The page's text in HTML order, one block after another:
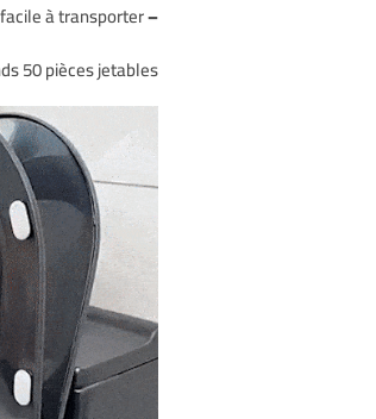
– La taille de poche pratique :
à transporter.
50 pièces jetables.